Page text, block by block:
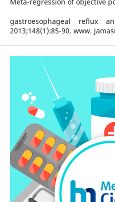
gastroesophageal reflux
2013;148(1):85-90. www.